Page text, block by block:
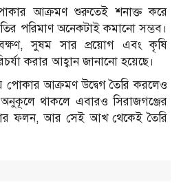
আক্রমণ শুরুতেই শনাক্ত করে
পরিমাণ অনেকটাই কমানো সম্ভব।
সুষম সার প্রয়োগ এবং কৃষি
করার আহ্বান জানানো হয়েছে।
পোকার আক্রমণ উদ্বেগ তৈরি করলেও
অনুকূলে থাকলে এবারও সিরাজগঞ্জের
ফলন, আর সেই আখ থেকেই তৈরি